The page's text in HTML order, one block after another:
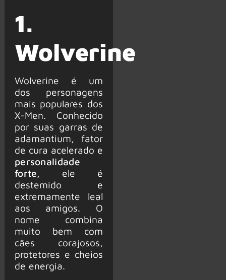
1.
Wolverine
Wolverine é um
dos personagens
mais populares dos
X-Men. Conhecido
por suas garras de
adamantium, fator
de cura acelerado e
personalidade
forte, ele é
destemido e
extremamente leal
aos amigos. O
nome combina
muito bem com
cães corajosos,
protetores e cheios
de energia.